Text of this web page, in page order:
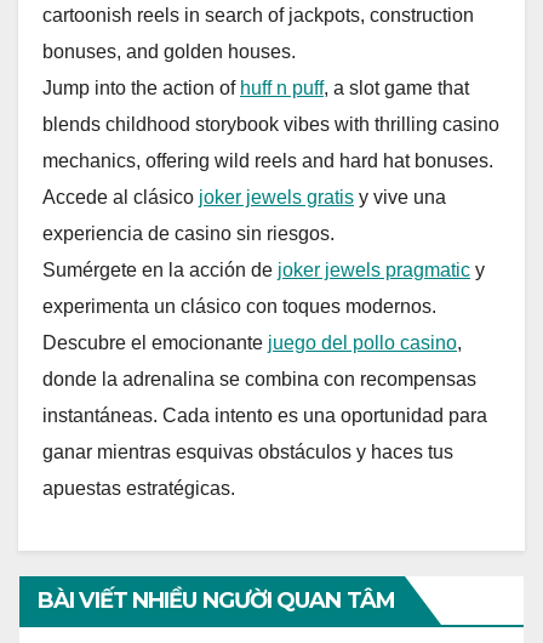
cartoonish reels in search of jackpots, construction
bonuses, and golden houses.
Jump into the action of huff n puff, a slot game that
blends childhood storybook vibes with thrilling casino
mechanics, offering wild reels and hard hat bonuses.
Accede al clásico joker jewels gratis y vive una
experiencia de casino sin riesgos.
Sumérgete en la acción de joker jewels pragmatic y
experimenta un clásico con toques modernos.
Descubre el emocionante juego del pollo casino,
donde la adrenalina se combina con recompensas
instantáneas. Cada intento es una oportunidad para
ganar mientras esquivas obstáculos y haces tus
apuestas estratégicas.
BÀI VIẾT NHIỀU NGƯỜI QUAN TÂM